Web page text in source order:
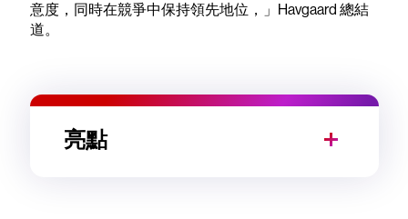
意度，同時在競爭中保持領先地位，」Havgaard 總結
道。
亮點